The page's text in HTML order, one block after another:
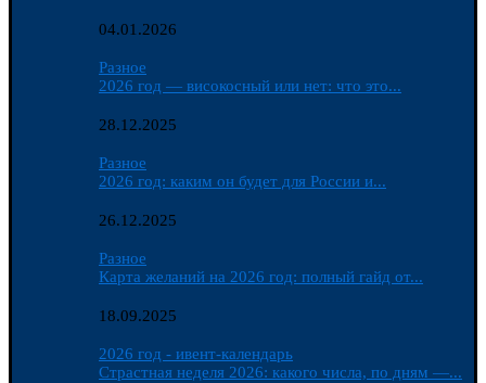
04.01.2026
Разное
2026 год — високосный или нет: что это...
28.12.2025
Разное
2026 год: каким он будет для России и...
26.12.2025
Разное
Карта желаний на 2026 год: полный гайд от...
18.09.2025
2026 год - ивент-календарь
Страстная неделя 2026: какого числа, по дням —...